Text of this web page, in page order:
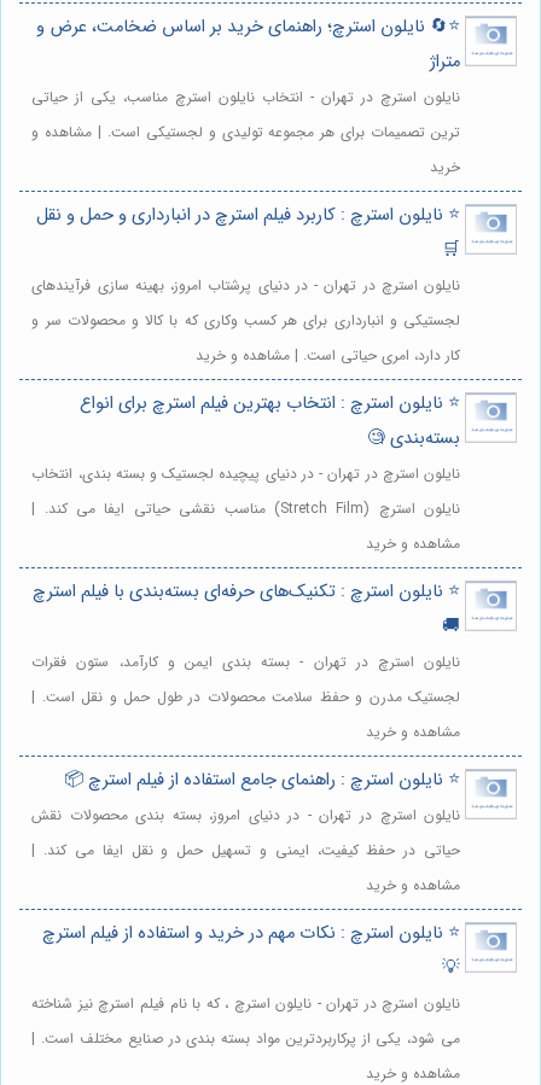
⭐️🔄 نایلون استرچ؛ راهنمای خرید بر اساس ضخامت، عرض و
متراژ
نایلون استرچ در تهران - انتخاب نایلون استرچ مناسب، یکی از حیاتی
ترین تصمیمات برای هر مجموعه تولیدی و لجستیکی است. | مشاهده و
خرید
⭐️ نایلون استرچ : کاربرد فیلم استرچ در انبارداری و حمل و نقل
🛒
نایلون استرچ در تهران - در دنیای پرشتاب امروز، بهینه سازی فرآیندهای
لجستیکی و انبارداری برای هر کسب وکاری که با کالا و محصولات سر و
کار دارد، امری حیاتی است. | مشاهده و خرید
⭐️ نایلون استرچ : انتخاب بهترین فیلم استرچ برای انواع
بسته‌بندی 🧐
نایلون استرچ در تهران - در دنیای پیچیده لجستیک و بسته بندی، انتخاب
نایلون استرچ (Stretch Film) مناسب نقشی حیاتی ایفا می کند. |
مشاهده و خرید
⭐️ نایلون استرچ : تکنیک‌های حرفه‌ای بسته‌بندی با فیلم استرچ
🚚
نایلون استرچ در تهران - بسته بندی ایمن و کارآمد، ستون فقرات
لجستیک مدرن و حفظ سلامت محصولات در طول حمل و نقل است. |
مشاهده و خرید
⭐️ نایلون استرچ : راهنمای جامع استفاده از فیلم استرچ 📦
نایلون استرچ در تهران - در دنیای امروز، بسته بندی محصولات نقش
حیاتی در حفظ کیفیت، ایمنی و تسهیل حمل و نقل ایفا می کند. |
مشاهده و خرید
⭐️ نایلون استرچ : نکات مهم در خرید و استفاده از فیلم استرچ
💡
نایلون استرچ در تهران - نایلون استرچ ، که با نام فیلم استرچ نیز شناخته
می شود، یکی از پرکاربردترین مواد بسته بندی در صنایع مختلف است. |
مشاهده و خرید